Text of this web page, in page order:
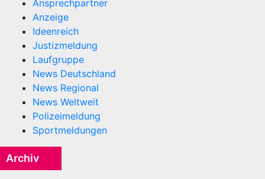
Ansprechpartner
Anzeige
Ideenreich
Justizmeldung
Laufgruppe
News Deutschland
News Regional
News Weltweit
Polizeimeldung
Sportmeldungen
Archiv